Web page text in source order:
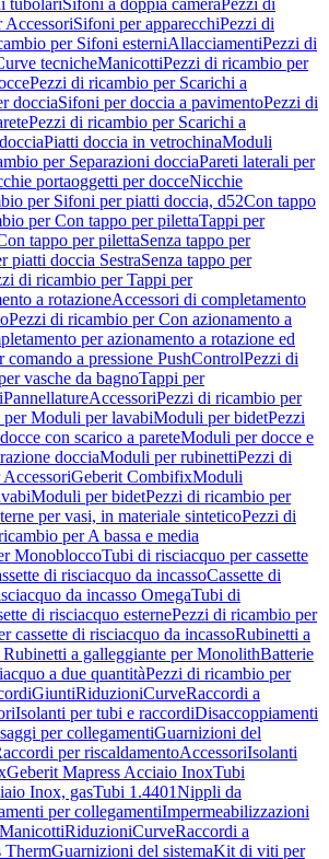
tubolariSifoni a doppia cameraPezzi di
AccessoriSifoni per apparecchiPezzi di
per Sifoni esterniAllacciamentiPezzi di
tecnicheManicottiPezzi di ricambio per
Pezzi di ricambio per Scarichi a
docciaSifoni per doccia a pavimentoPezzi di
Pezzi di ricambio per Scarichi a
Piatti doccia in vetrochinaModuli
per Separazioni docciaPareti laterali per
portaoggetti per docceNicchie
per Sifoni per piatti doccia, d52Con tappo
per Con tappo per pilettaTappi per
tappo per pilettaSenza tappo per
piatti doccia SestraSenza tappo per
di ricambio per Tappi per
a rotazioneAccessori di completamento
Pezzi di ricambio per Con azionamento a
per azionamento a rotazione ed
a pressione PushControlPezzi di
vasche da bagnoTappi per
PannellatureAccessoriPezzi di ricambio per
Moduli per lavabiModuli per bidetPezzi
con scarico a pareteModuli per docce e
docciaModuli per rubinettiPezzi di
Geberit CombifixModuli
Moduli per bidetPezzi di ricambio per
per vasi, in materiale sinteticoPezzi di
per A bassa e media
MonobloccoTubi di risciacquo per cassette
di risciacquo da incassoCassette di
da incasso OmegaTubi di
di risciacquo esternePezzi di ricambio per
cassette di risciacquo da incassoRubinetti a
a galleggiante per MonolithBatterie
a due quantitàPezzi di ricambio per
GiuntiRiduzioniCurveRaccordi a
Isolanti per tubi e raccordiDisaccoppiamenti
per collegamentiGuarnizioni del
per riscaldamentoAccessoriIsolanti
Geberit Mapress Acciaio InoxTubi
Inox, gasTubi 1.4401Nippli da
per collegamentiImpermeabilizzazioni
ManicottiRiduzioniCurveRaccordi a
ThermGuarnizioni del sistemaKit di viti per